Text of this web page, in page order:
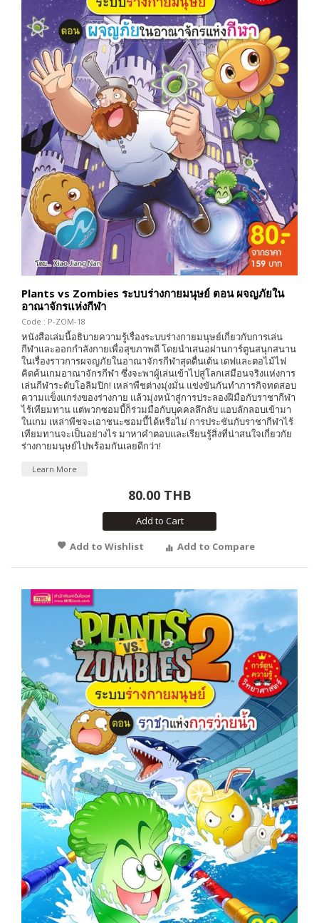
Plants vs Zombies ระบบร่างกายมนุษย์ ตอน ผจญภัยใน
อาณาจักรแห่งกีฬา
Code : P-ZOM-18
หนังสือเล่มนี้อธิบายความรู้เรื่องระบบร่างกายมนุษย์เกี่ยวกับการเล่น
กีฬาและออกกำลังกายเพื่อสุขภาพดี โดยนำเสนอผ่านการ์ตูนสนุกสนาน
ในเรื่องราวการผจญภัยในอาณาจักรกีฬาสุดตื่นเต้น เดฟและตอไม้ไฟ
คิดค้นเกมอาณาจักรกีฬา ซึ่งจะพาผู้เล่นเข้าไปสู่โลกเสมือนจริงแห่งการ
เล่นกีฬาระดับโอลิมปิก! เหล่าพืชต่างมุ่งมั่น แข่งขันกันทำภารกิจทดสอบ
ความแข็งแกร่งของร่างกาย แล้วมุ่งหน้าสู่การประลองฝีมือกับราชากีฬา
ไร้เทียมทาน แต่พวกซอมบี้ก็ร่วมมือกับบุคคลลึกลับ แอบลักลอบเข้ามา
ในเกม เหล่าพืชจะเอาชนะซอมบี้ได้หรือไม่ การประชันกับราชากีฬาไร้
เทียมทานจะเป็นอย่างไร มาหาคำตอบและเรียนรู้สิ่งที่น่าสนใจเกี่ยวกัย
ร่างกายมนุษย์ไปพร้อมกันเลยดีกว่า!
Learn More
80.00 THB
Add to Cart
Add to Wishlist
Add to Compare